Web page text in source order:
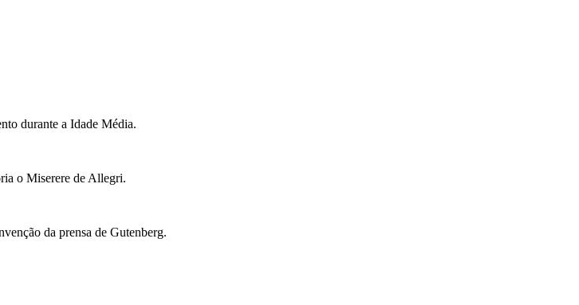
durante a Idade Média.
o Miserere de Allegri.
da prensa de Gutenberg.